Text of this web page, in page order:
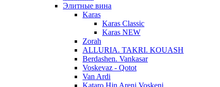
Элитные вина
Karas
Karas Classic
Karas NEW
Zorah
ALLURIA. TAKRI. KOUASH
Berdashen. Vankasar
Voskevaz - Qotot
Van Ardi
Kataro.Hin Areni.Voskeni